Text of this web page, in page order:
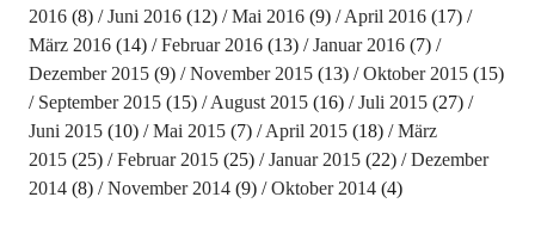
2016(8) Juni 2016(12) Mai 2016(9) April 2016(17)
März 2016(14) Februar 2016(13) Januar 2016(7)
Dezember 2015(9) November 2015(13) Oktober 2015(15)
September 2015(15) August 2015(16) Juli 2015(27)
Juni 2015(10) Mai 2015(7) April 2015(18)
März
2015(25) Februar 2015(25) Januar 2015(22)
Dezember
2014(8) November 2014(9) Oktober 2014(4)